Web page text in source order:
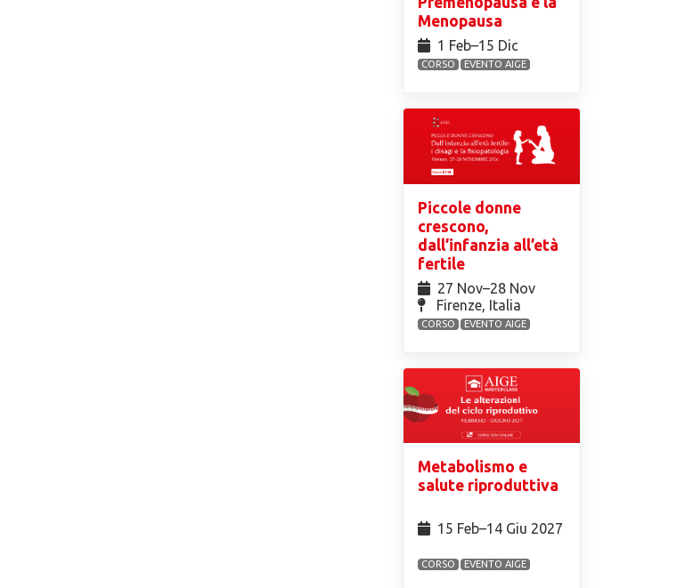
Menopausa
1 Feb⁠–15 Dic
CORSO EVENTO AIGE
Piccole donne
crescono,
dall’infanzia all’età
fertile
27 Nov⁠–28 Nov
Firenze, Italia
CORSO EVENTO AIGE
Metabolismo e
salute riproduttiva
15 Feb⁠–14 Giu 2027
CORSO EVENTO AIGE